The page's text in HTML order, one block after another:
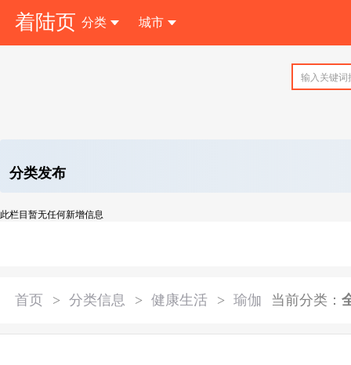
着陆页 分类 城市
分类发布
此栏目暂无任何新增信息
首页 > 分类信息 > 健康生活 > 瑜伽 当前分类：